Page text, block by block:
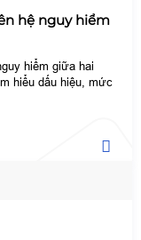
hệ nguy hiểm
hiểm giữa hai
hiểu dấu hiệu, mức